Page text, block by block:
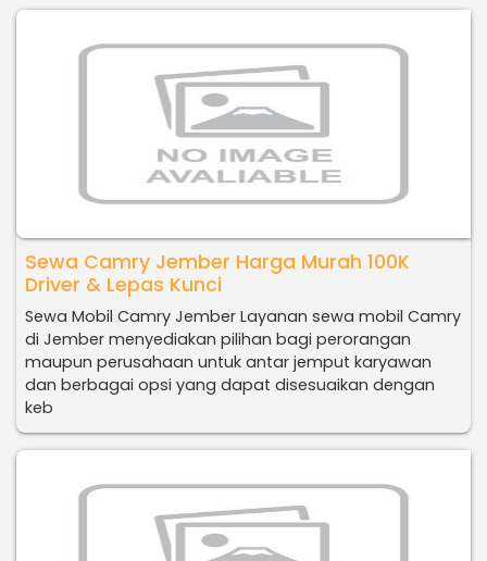
Sewa Camry Jember Harga Murah 100K
Driver & Lepas Kunci
Sewa Mobil Camry Jember Layanan sewa mobil Camry
di Jember menyediakan pilihan bagi perorangan
maupun perusahaan untuk antar jemput karyawan
dan berbagai opsi yang dapat disesuaikan dengan
keb